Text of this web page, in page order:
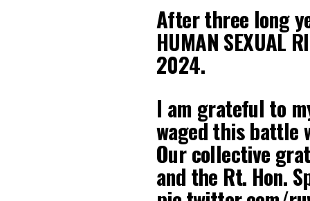
After three long
HUMAN SEXUAL
2024.
I am grateful to
waged this battle
Our collective
and the Rt. Hon.